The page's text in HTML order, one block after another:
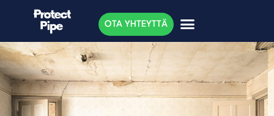
OTA YHTEYTTÄ